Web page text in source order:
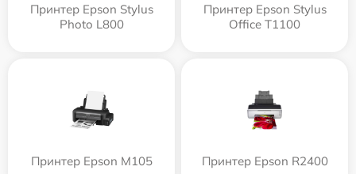
Принтер Epson Stylus
Photo L800
Принтер Epson Stylus
Office T1100
Принтер Epson M105 Принтер Epson R2400